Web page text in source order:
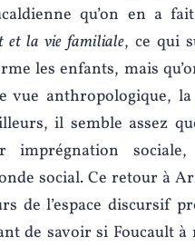
qu’on en a
et la vie familiale, ce qui
les enfants, mais
vue anthropologique,
il semble assez
imprégnation
social. Ce retour à
de l’espace discursif
de savoir si Foucault